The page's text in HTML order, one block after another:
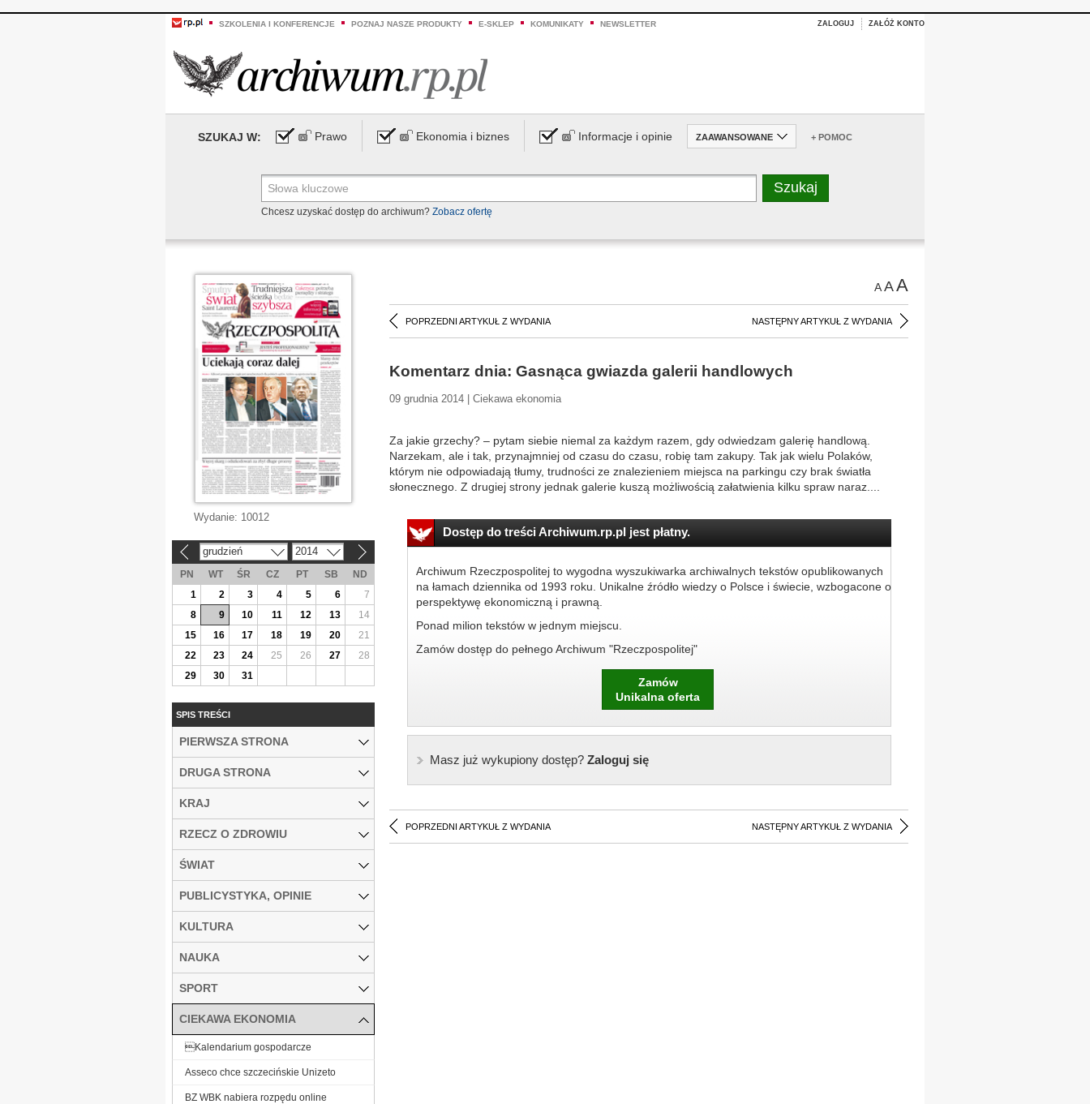
SZKOLENIA I KONFERENCJE POZNAJ NASZE PRODUKTY E-SKLEP KOMUNIKATY NEWSLETTER ZALOGUJ ZAŁÓŻ KONTO
SZUKAJ W: Prawo Ekonomia i biznes Informacje i opinie ZAAWANSOWANE + POMOC
Chcesz uzyskać dostęp do archiwum? Zobacz ofertę
AAA
POPRZEDNI ARTYKUŁ Z WYDANIA NASTĘPNY ARTYKUŁ Z WYDANIA
Komentarz dnia: Gasnąca gwiazda galerii handlowych
09 grudnia 2014 | Ciekawa ekonomia
Za jakie grzechy? – pytam siebie niemal za każdym razem, gdy odwiedzam galerię handlową.
Narzekam, ale i tak, przynajmniej od czasu do czasu, robię tam zakupy. Tak jak wielu Polaków,
którym nie odpowiadają tłumy, trudności ze znalezieniem miejsca na parkingu czy brak światła
słonecznego. Z drugiej strony jednak galerie kuszą możliwością załatwienia kilku spraw naraz....
Dostęp do treści Archiwum.rp.pl jest płatny.
Archiwum Rzeczpospolitej to wygodna wyszukiwarka archiwalnych tekstów opublikowanych
na łamach dziennika od 1993 roku. Unikalne źródło wiedzy o Polsce i świecie, wzbogacone o
perspektywę ekonomiczną i prawną.
Ponad milion tekstów w jednym miejscu.
Zamów dostęp do pełnego Archiwum "Rzeczpospolitej"
Zamów
Unikalna oferta
Masz już wykupiony dostęp?Zaloguj się
POPRZEDNI ARTYKUŁ Z WYDANIA NASTĘPNY ARTYKUŁ Z WYDANIA
Wydanie: 10012
grudzień 2014
PN WT ŚR CZ PT SB
ND
1
2 3 4 5 6
7
8
9 10 11 12 13
14
15
16 17 18 19 20
21
22
23 24 25 26 27
28
29
30 31
SPIS TREŚCI
PIERWSZA STRONA
DRUGA STRONA
KRAJ
RZECZ O ZDROWIU
ŚWIAT
PUBLICYSTYKA, OPINIE
KULTURA
NAUKA
SPORT
CIEKAWA EKONOMIA
Kalendarium gospodarcze
Asseco chce szczecińskie Unizeto
BZ WBK nabiera rozpędu online